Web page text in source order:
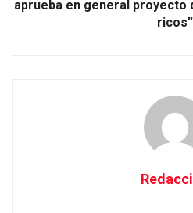
aprueba en general proyecto
ricos”